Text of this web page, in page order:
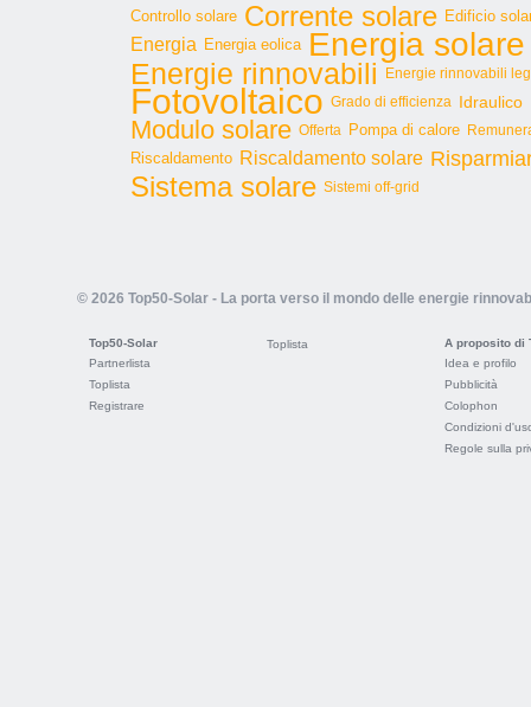
Controllo solare Corrente solare Edificio
Energia Energia eolica Energia solare
Energie rinnovabili Energie rinnovabili
Fotovoltaico Grado di efficienza Idraulico
Modulo solare Offerta Pompa di calore
Riscaldamento Riscaldamento solare
Sistema solare Sistemi off-grid
© 2026 Top50-Solar - La porta verso il mondo delle energie
Top50-Solar
Partnerlista
Toplista
Registrare
Toplista
A proposito di
Idea e profilo
Pubblicità
Colophon
Condizioni
Regole sulla